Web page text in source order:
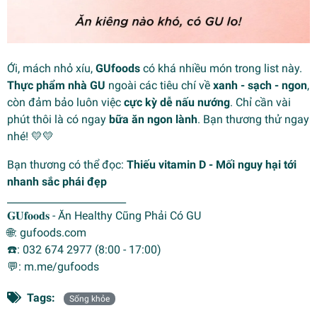
Ới, mách nhỏ xíu, GUfoods có khá nhiều món trong list này.
Thực phẩm nhà GU ngoài các tiêu chí về xanh - sạch - ngon,
còn đảm bảo luôn việc cực kỳ dễ nấu nướng. Chỉ cần vài
phút thôi là có ngay bữa ăn ngon lành. Bạn thương thử ngay
nhé! 💛💛
Bạn thương có thể đọc: Thiếu vitamin D - Mối nguy hại tới
nhanh sắc phái đẹp
𝐆𝐔𝐟𝐨𝐨𝐝𝐬 - Ăn Healthy Cũng Phải Có GU
🌐: gufoods.com
☎️: 032 674 2977 (8:00 - 17:00)
💬: m.me/gufoods
Tags: Sống khỏe